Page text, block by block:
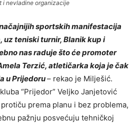
i nevladine organizacije
sportskih manifestacija
uz teniski turnir, Blanik kup i
nas raduje što će promoter
Terzić, atletičarka koja je čak
u Prijedoru– rekao je Milješić.
“Prijedor” Veljko Janjetović
prema planu i bez problema,
pažnju posvećuju tehničkoj